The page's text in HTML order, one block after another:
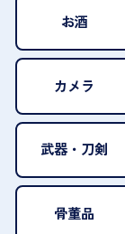
お酒
カメラ
武器・刀剣
骨董品